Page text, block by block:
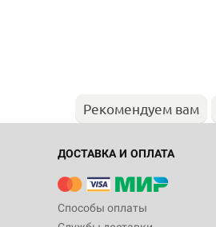
Рекомендуем вам
ДОСТАВКА И ОПЛАТА
Способы оплаты